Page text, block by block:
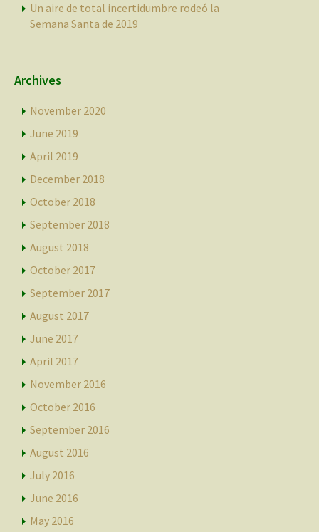
Un aire de total incertidumbre rodeó la
Semana Santa de 2019
Archives
November 2020
June 2019
April 2019
December 2018
October 2018
September 2018
August 2018
October 2017
September 2017
August 2017
June 2017
April 2017
November 2016
October 2016
September 2016
August 2016
July 2016
June 2016
May 2016